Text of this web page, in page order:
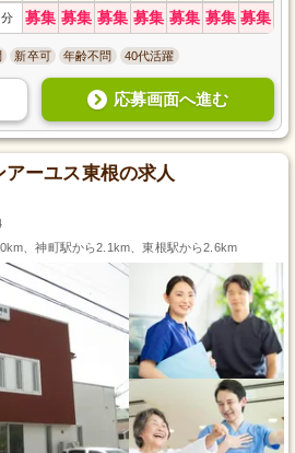
募集 募集 募集 募集 募集 募集 募集
新卒可 年齢不問 40代活躍
応募画面へ進む
ーユス東根の求人
、神町駅から2.1km、東根駅から2.6km